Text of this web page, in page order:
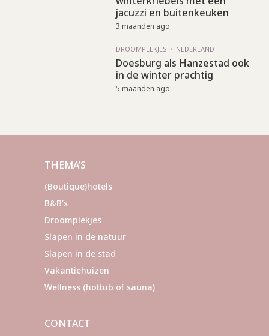
jacuzzi en buitenkeuken
3 maanden ago
DROOMPLEKJES NEDERLAND
Doesburg als Hanzestad ook
in de winter prachtig
5 maanden ago
THEMA’S
(Boutique)hotels
B&B's
Droomplekjes
Slapen in de natuur
Slapen in de stad
Vakantiehuizen
Wellness (hottub of sauna)
CONTACT